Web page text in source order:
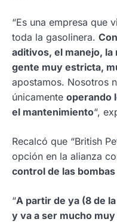
“Es una empresa que
toda la gasolinera.
aditivos, el manejo, la
gente muy estricta,
apostamos. Nosotros
únicamente operando
el mantenimiento“,
Recalcó que “British
opción en la alianza
control de las
“A partir de ya (8 de
y va a ser mucho